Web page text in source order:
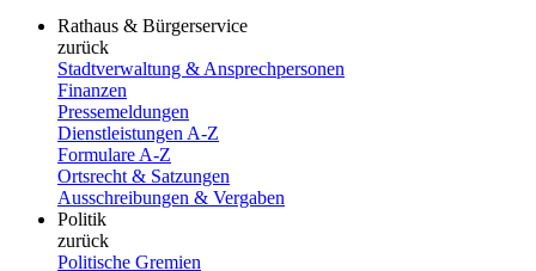
Rathaus & Bürgerservice
zurück
Stadtverwaltung & Ansprechpersonen
Finanzen
Pressemeldungen
Dienstleistungen A-Z
Formulare A-Z
Ortsrecht & Satzungen
Ausschreibungen & Vergaben
Politik
zurück
Politische Gremien